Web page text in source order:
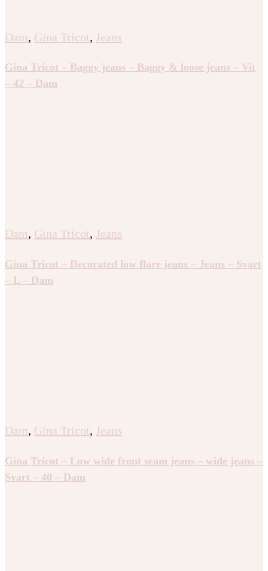
Dam, Gina Tricot, Jeans
Gina Tricot – Baggy jeans – Baggy & loose jeans – Vit
– 42 – Dam
Dam, Gina Tricot, Jeans
Gina Tricot – Decorated low flare jeans – Jeans – Svart
– L – Dam
Dam, Gina Tricot, Jeans
Gina Tricot – Low wide front seam jeans – wide jeans –
Svart – 40 – Dam